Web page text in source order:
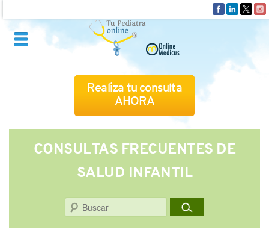
Realiza tu consulta
AHORA
QUIÉNES SOMOS
CÓMO FUNCIONA
CUADRO MÉDICO
CONSULTAS FRECUENTES DE
SALUD INFANTIL